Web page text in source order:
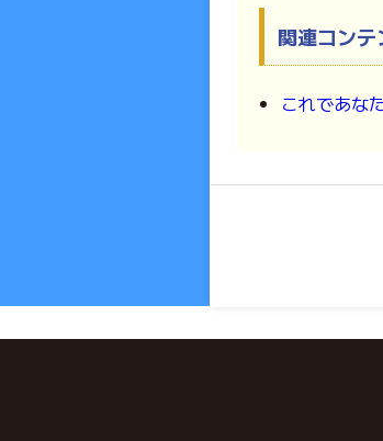
関連コンテ
これであな